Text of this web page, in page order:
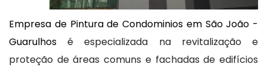
Empresa de Pintura de Condominios em São João -
Guarulhos é especializada na revitalização e
proteção de áreas comuns e fachadas de edifícios